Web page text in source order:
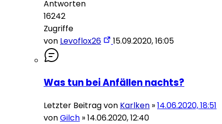
Antworten
16242
Zugriffe
von Levoflox26 15.09.2020, 16:05
Was tun bei Anfällen nachts?
Letzter Beitrag von Karlken »14.06.2020, 18:51
vonGilch »14.06.2020, 12:40